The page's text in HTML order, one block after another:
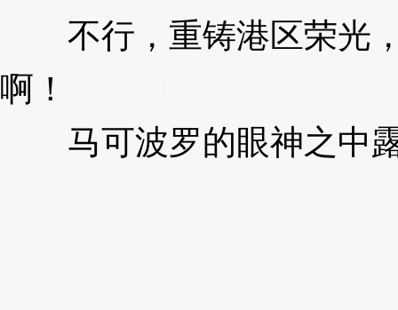
不行，重铸港区荣光，
啊！
马可波罗的眼神之中露